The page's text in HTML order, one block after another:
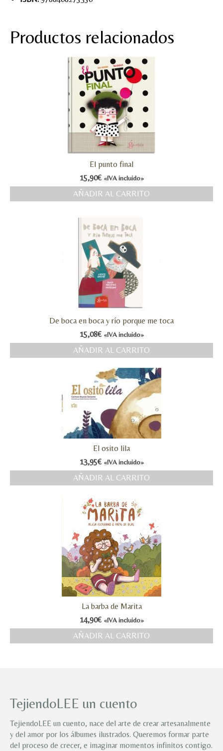
Productos relacionados
El punto final
15,90€ «IVA incluido»
AÑADIR AL CARRITO
De boca en boca y río porque me toca
15,08€ «IVA incluido»
AÑADIR AL CARRITO
El osito lila
13,95€ «IVA incluido»
AÑADIR AL CARRITO
La barba de Marita
14,90€ «IVA incluido»
AÑADIR AL CARRITO
TejiendoLEE un cuento
TejiendoLEE un cuento, nace del arte de crear artesanalmente
y del amor por los álbumes ilustrados. Queremos formar parte
del proceso de crecer, e imaginar momentos infinitos contigo.